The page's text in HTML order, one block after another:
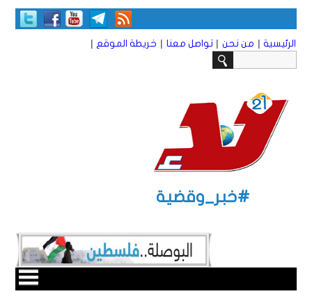
الرئيسية | من نحن | تواصل معنا | خريطة الموقع |
#خبر_وقضية